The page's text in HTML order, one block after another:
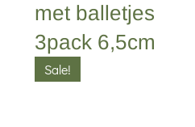
met balletjes
3pack 6,5cm
Sale!